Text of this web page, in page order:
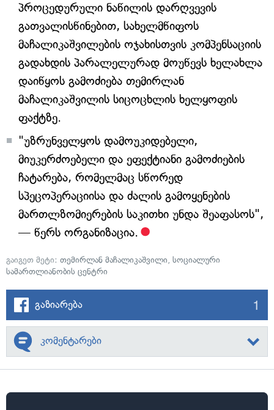
პროცედურული ნაწილის დარღვევის
გათვალისწინებით, სახელმწიფოს
მაჩალიკაშვილების ოჯახისთვის კომპენსაციის
გადახდის პარალელურად მოუწევს ხელახლა
დაიწყოს გამოძიება თემირლან
მაჩალიკაშვილის სიცოცხლის ხელყოფის
ფაქტზე.
"უზრუნველყოს დამოუკიდებელი,
მიუკერძოებელი და ეფექტიანი გამოძიების
ჩატარება, რომელმაც სწორედ
სპეცოპერაციისა და ძალის გამოყენების
მართლზომიერების საკითხი უნდა შეაფასოს",
— წერს ორგანიზაცია.
გაიგეთ მეტი: თემირლან მაჩალიკაშვილი, სოციალური
სამართლიანობის ცენტრი
გაზიარება 1
კომენტარები